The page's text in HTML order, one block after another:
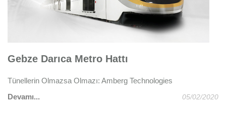
Gebze Darıca Metro Hattı
Tünellerin Olmazsa Olmazı: Amberg Technologies
Devamı...
05/02/2020